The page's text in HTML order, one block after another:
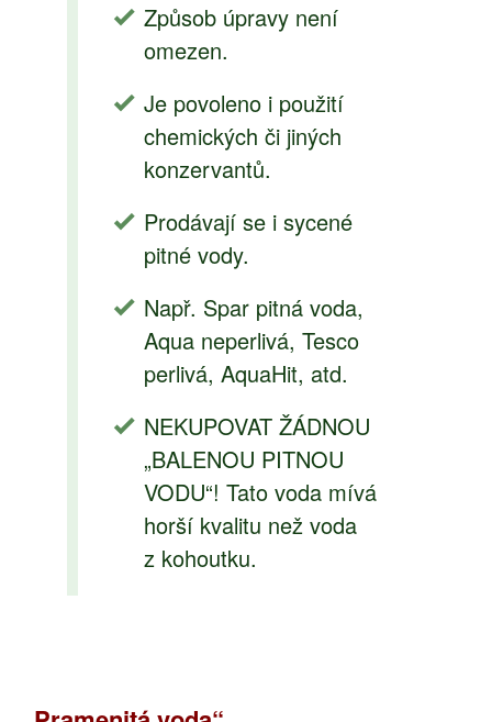
Způsob úpravy není
omezen.
Je povoleno i použití
chemických či jiných
konzervantů.
Prodávají se i sycené
pitné vody.
Např. Spar pitná voda,
Aqua neperlivá, Tesco
perlivá, AquaHit, atd.
NEKUPOVAT ŽÁDNOU
„BALENOU PITNOU
VODU“! Tato voda mívá
horší kvalitu než voda
z kohoutku.